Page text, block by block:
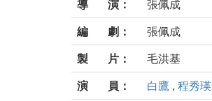
導 演：
張佩成
編 劇：
張佩成
製 片：
毛洪基
演 員：
白鷹 , 程秀瑛